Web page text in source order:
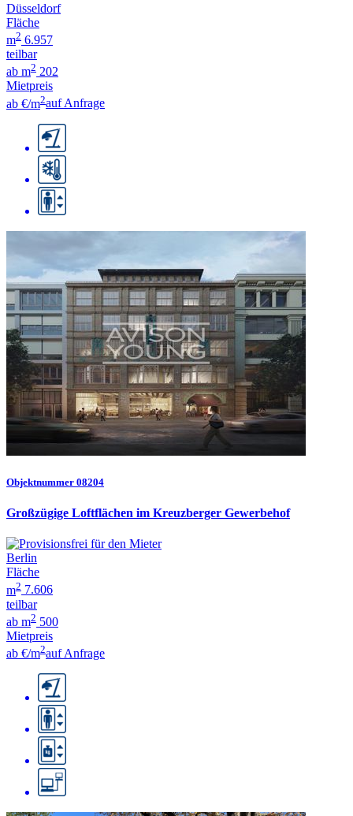
Düsseldorf
Fläche
m2 6.957
teilbar
ab m2 202
Mietpreis
ab €/m2auf Anfrage
Objektnummer 08204
Großzügige Loftflächen im Kreuzberger Gewerbehof
Berlin
Fläche
m2 7.606
teilbar
ab m2 500
Mietpreis
ab €/m2auf Anfrage